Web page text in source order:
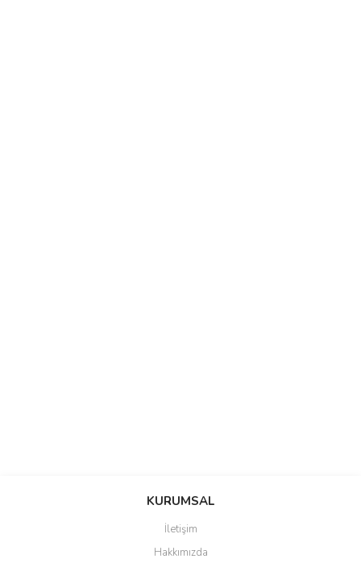
Bu ürüne ilk yorumu siz yapın!
güzel paketlenmiş ama yanında
KURUMSAL
İletişim
Hakkımızda